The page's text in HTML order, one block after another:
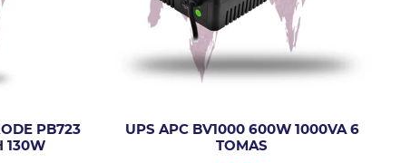
PB723
130W
UPS APC BV1000 600W 1000VA 6
TOMAS